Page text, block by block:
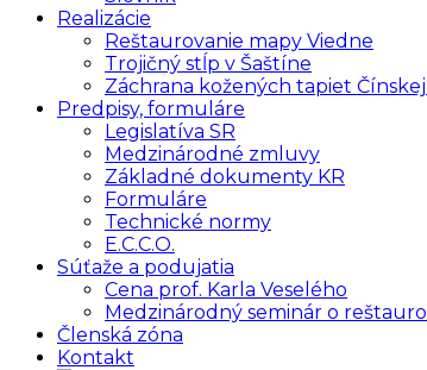
Realizácie
Reštaurovanie mapy Viedne
Trojičný stĺp v Šaštíne
Záchrana kožených tapiet
Predpisy, formuláre
Legislatíva SR
Medzinárodné zmluvy
Základné dokumenty KR
Formuláre
Technické normy
E.C.C.O.
Súťaže a podujatia
Cena prof. Karla Veselého
Medzinárodný seminár o
Členská zóna
Kontakt